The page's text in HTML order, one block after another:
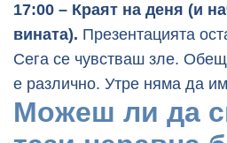
17:00 – Краят на деня (и
вината). Презентацията
Сега се чувстваш зле.
е различно. Утре няма да
Можеш ли да